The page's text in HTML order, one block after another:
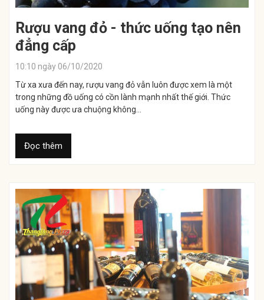
Rượu vang đỏ - thức uống tạo nên
đẳng cấp
10:10 ngày 06/10/2020
Từ xa xưa đến nay, rượu vang đỏ vẫn luôn được xem là một
trong những đồ uống có cồn lành mạnh nhất thế giới. Thức
uống này được ưa chuộng không...
Đọc thêm